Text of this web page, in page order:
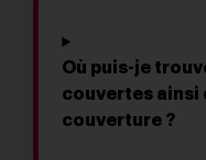
Où puis-je
couvertes ainsi
couverture ?